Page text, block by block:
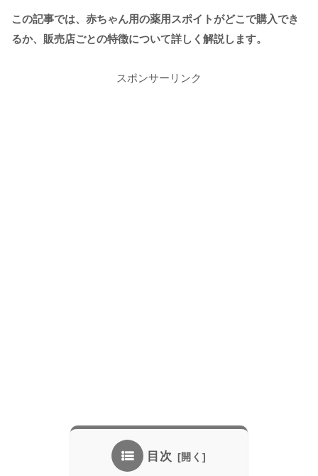
この記事では、赤ちゃん用の薬用スポイトがどこで購入でき
るか、販売店ごとの特徴について詳しく解説します。
スポンサーリンク
目次